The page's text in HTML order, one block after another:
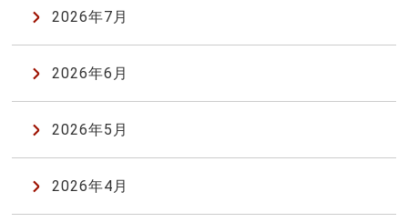
2026年7月
2026年6月
2026年5月
2026年4月